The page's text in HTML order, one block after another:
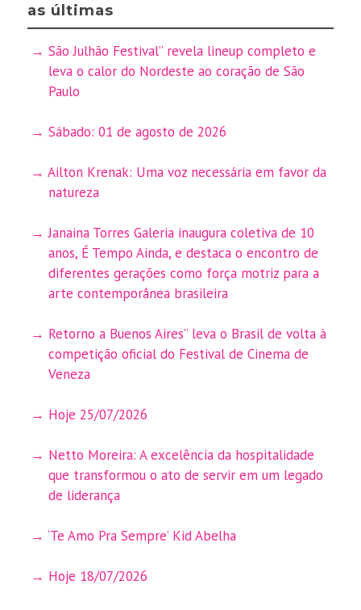
as últimas
São Julhão Festival” revela lineup completo e
leva o calor do Nordeste ao coração de São
Paulo
Sábado: 01 de agosto de 2026
Ailton Krenak: Uma voz necessária em favor da
natureza
Janaina Torres Galeria inaugura coletiva de 10
anos, É Tempo Ainda, e destaca o encontro de
diferentes gerações como força motriz para a
arte contemporânea brasileira
Retorno a Buenos Aires” leva o Brasil de volta à
competição oficial do Festival de Cinema de
Veneza
Hoje 25/07/2026
Netto Moreira: A excelência da hospitalidade
que transformou o ato de servir em um legado
de liderança
‘Te Amo Pra Sempre’ Kid Abelha
Hoje 18/07/2026